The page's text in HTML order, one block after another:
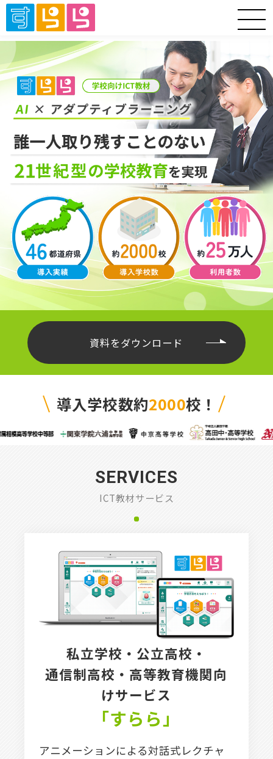
資料をダウンロード
導入学校数約2000校！
SERVICES
ICT教材サービス
私立学校・公立高校・
通信制高校・ 高等教育機関向
けサービス
「すらら」
アニメーションによる対話式レクチャ